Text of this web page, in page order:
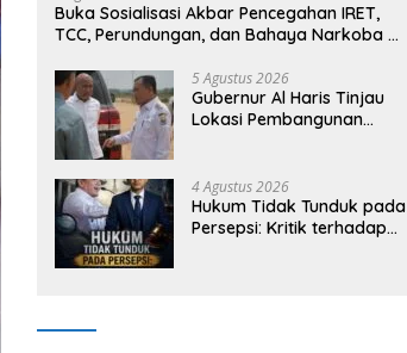
Buka Sosialisasi Akbar Pencegahan IRET,
TCC, Perundungan, dan Bahaya Narkoba di
anakku bisa jaga diri, 60% masa depan
sudah ada di tangan”
5 Agustus 2026
Gubernur Al Haris Tinjau
Lokasi Pembangunan
Bungo Green City
4 Agustus 2026
Hukum Tidak Tunduk pada
Persepsi: Kritik terhadap